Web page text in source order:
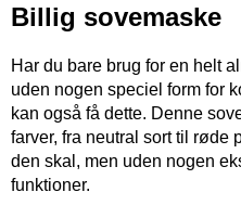
Billig sovemaske
Har du bare brug for en helt
uden nogen speciel form for
kan også få dette. Denne
farver, fra neutral sort til røde
den skal, men uden nogen
funktioner.